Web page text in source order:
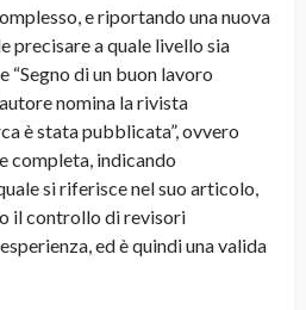
e riportando una nuova
precisare a quale livello sia
di un buon lavoro
nomina la rivista
è stata pubblicata”, ovvero
completa, indicando
si riferisce nel suo articolo,
il controllo di revisori
ed è quindi una valida